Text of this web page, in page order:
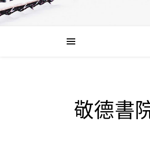
敬德書